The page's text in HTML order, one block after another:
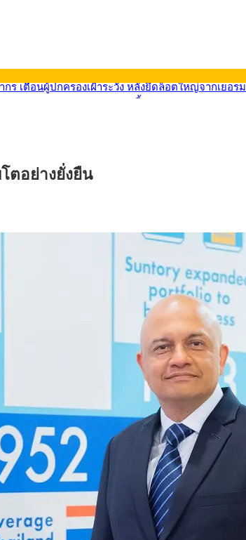
34.00 มองเฟดคงดอกเบี้ย
างงานสหรัฐฯ
ครงสร้างเศรษฐกิจ ดันไทยโตเต็มศักยภาพ
เตือนผู้ปกครองเฝ้าระวัง หลังยึดล็อตใหญ่จากเยอรมนี
ตอย่างยั่งยืน